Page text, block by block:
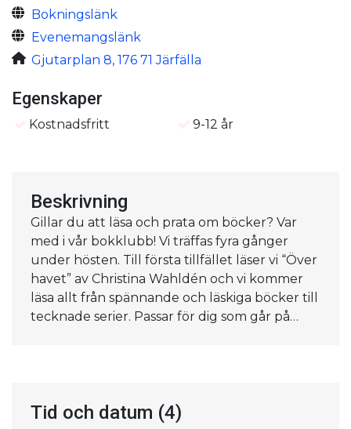
Bokningslänk
Evenemangslänk
Gjutarplan 8, 176 71 Järfälla
Egenskaper
Kostnadsfritt 9-12 år
Beskrivning
Gillar du att läsa och prata om böcker? Var
med i vår bokklubb! Vi träffas fyra gånger
under hösten. Till första tillfället läser vi “Över
havet” av Christina Wahldén och vi kommer
läsa allt från spännande och läskiga böcker till
tecknade serier. Passar för dig som går på
Tid och datum (4)